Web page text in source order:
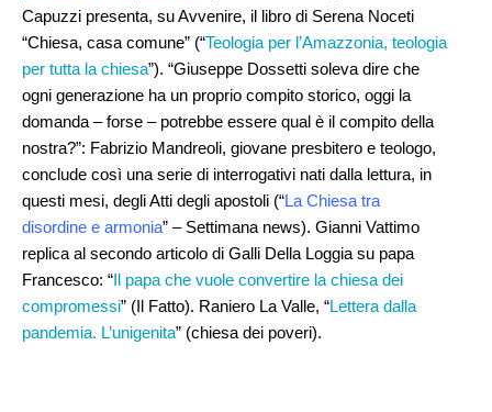
Capuzzi presenta, su Avvenire, il libro di Serena Noceti
“Chiesa, casa comune” (“Teologia per l’Amazzonia, teologia
per tutta la chiesa”). “Giuseppe Dossetti soleva dire che
ogni generazione ha un proprio compito storico, oggi la
domanda – forse – potrebbe essere qual è il compito della
nostra?”: Fabrizio Mandreoli, giovane presbitero e teologo,
conclude così una serie di interrogativi nati dalla lettura, in
questi mesi, degli Atti degli apostoli (“La Chiesa tra
disordine e armonia” – Settimana news). Gianni Vattimo
replica al secondo articolo di Galli Della Loggia su papa
Francesco: “Il papa che vuole convertire la chiesa dei
compromessi” (Il Fatto). Raniero La Valle, “Lettera dalla
pandemia. L’unigenita” (chiesa dei poveri).